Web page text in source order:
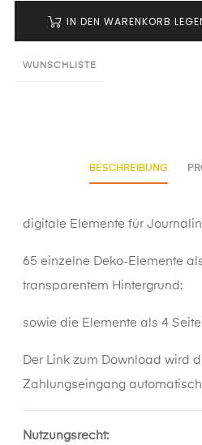
IN DEN WARENKORB
WUNSCHLISTE
BESCHREIBUNG
digitale Elemente für
65 einzelne Deko-Elemente
transparentem Hintergrund:
sowie die Elemente als 4
Der Link zum Download wird
Zahlungseingang
Nutzungsrecht: